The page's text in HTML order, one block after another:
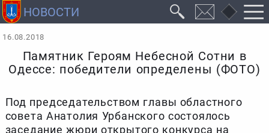
16.08.2018
Памятник Героям Небесной Сотни в
Одессе: победители определены (ФОТО)
Под председательством главы областного
совета Анатолия Урбанского состоялось
заседание жюри открытого конкурса на